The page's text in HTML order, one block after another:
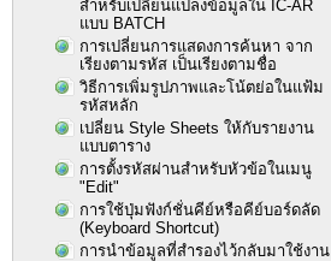
สำหรับเปลี่ยนแปลงข้อมูลใน IC-AR
แบบ BATCH
การเปลี่ยนการแสดงการค้นหา จาก
เรียงตามรหัส เป็นเรียงตามชื่อ
วิธีการเพิ่มรูปภาพและโน้ตย่อในแฟ้ม
รหัสหลัก
เปลี่ยน Style Sheets ให้กับรายงาน
แบบตาราง
การตั้งรหัสผ่านสำหรับหัวข้อในเมนู
"Edit"
การใช้ปุ่มฟังก์ชั่นคีย์หรือคีย์บอร์ดลัด
(Keyboard Shortcut)
การนำข้อมูลที่สำรองไว้กลับมาใช้งาน